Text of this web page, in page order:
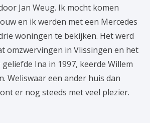
Jan Weug. Ik mocht komen
en ik werden met een Mercedes
woningen te bekijken. Het werd
omzwervingen in Vlissingen en het
Ina in 1997, keerde Willem
Weliswaar een ander huis dan
er nog steeds met veel plezier.